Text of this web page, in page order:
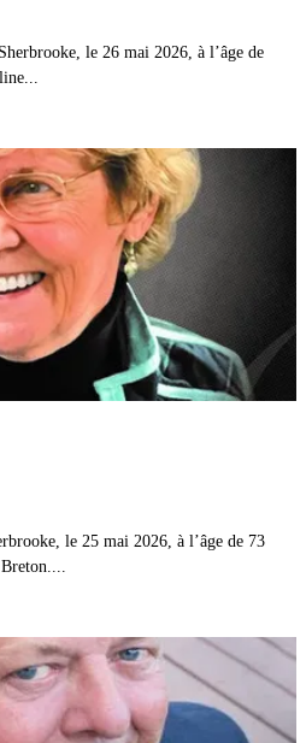
le 26 mai 2026, à l’âge de
le 25 mai 2026, à l’âge de 73